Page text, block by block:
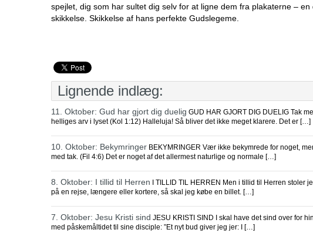
spejlet, dig som har sultet dig selv for at ligne dem fra plakaterne –
skikkelse. Skikkelse af hans perfekte Gudslegeme.
Lignende indlæg:
11. Oktober: Gud har gjort dig duelig GUD HAR GJORT DIG DUELIG Tak
helliges arv i lyset (Kol 1:12) Halleluja! Så bliver det ikke meget klarere. Det er […]
10. Oktober: Bekymringer BEKYMRINGER Vær ikke bekymrede for noget,
med tak. (Fil 4:6) Det er noget af det allermest naturlige og normale […]
8. Oktober: I tillid til Herren I TILLID TIL HERREN Men i tillid til Herren stoler
på en rejse, længere eller kortere, så skal jeg købe en billet. […]
7. Oktober: Jesu Kristi sind JESU KRISTI SIND I skal have det sind over for
med påskemåltidet til sine disciple: ”Et nyt bud giver jeg jer: I […]